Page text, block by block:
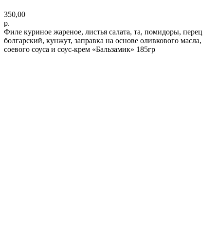
350,00
р.
Филе куриное жареное, листья салата, та, помидоры, перец
болгарский, кунжут, заправка на основе оливкового масла,
соевого соуса и соус-крем «Бальзамик» 185гр